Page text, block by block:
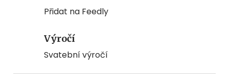
Přidat na Feedly
Výročí
Svatební výročí